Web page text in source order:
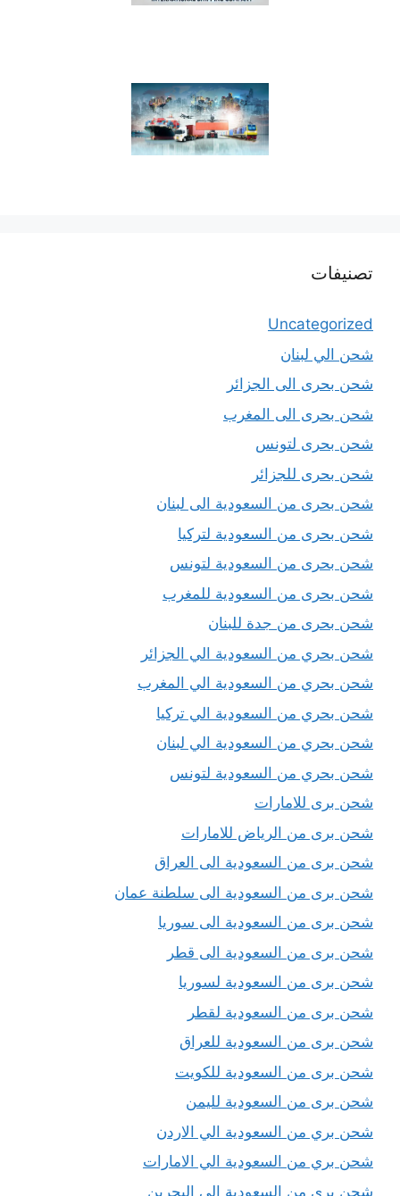
تصنيفات
Uncategorized
شحن الي لبنان
شحن بحرى الى الجزائر
شحن بحرى الى المغرب
شحن بحرى لتونس
شحن بحرى للجزائر
شحن بحرى من السعودية الى لبنان
شحن بحرى من السعودية لتركيا
شحن بحرى من السعودية لتونس
شحن بحرى من السعودية للمغرب
شحن بحرى من جدة للبنان
شحن بحري من السعودية الي الجزائر
شحن بحري من السعودية الي المغرب
شحن بحري من السعودية الي تركيا
شحن بحري من السعودية الي لبنان
شحن بحري من السعودية لتونس
شحن برى للامارات
شحن برى من الرياض للامارات
شحن برى من السعودية الى العراق
شحن برى من السعودية الى سلطنة عمان
شحن برى من السعودية الى سوريا
شحن برى من السعودية الى قطر
شحن برى من السعودية لسوريا
شحن برى من السعودية لقطر
شحن برى من السعودية للعراق
شحن برى من السعودية للكويت
شحن برى من السعودية لليمن
شحن بري من السعودية الي الاردن
شحن بري من السعودية الي الامارات
شحن بري من السعودية الي البحرين